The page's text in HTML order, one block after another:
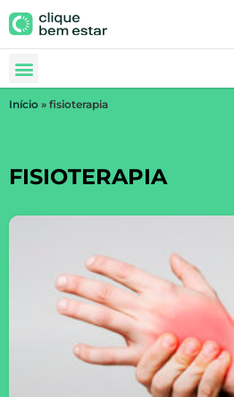
Início » fisioterapia
FISIOTERAPIA